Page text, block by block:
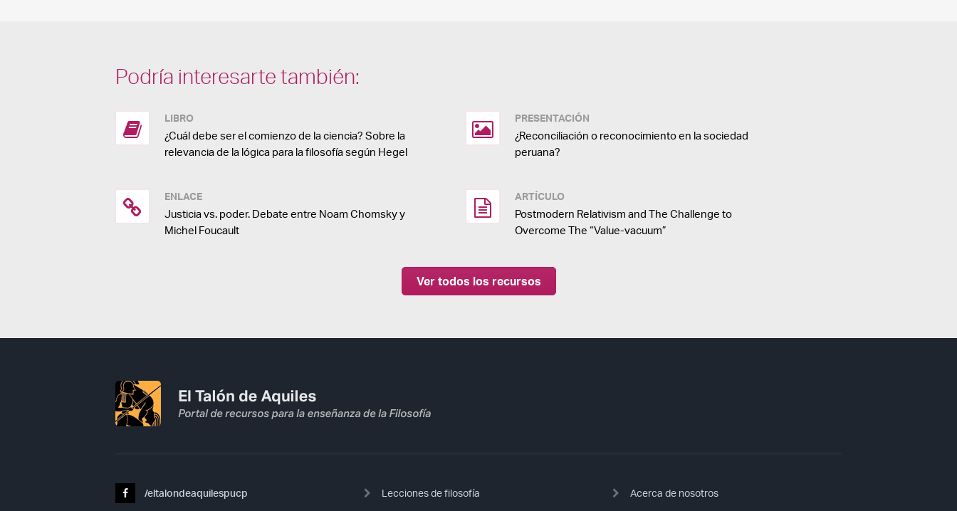
Podría interesarte también:
LIBRO
¿Cuál debe ser el comienzo de la ciencia? Sobre la
relevancia de la lógica para la filosofía según Hegel
PRESENTACIÓN
¿Reconciliación o reconocimiento en la sociedad
peruana?
ENLACE
Justicia vs. poder. Debate entre Noam Chomsky y
Michel Foucault
ARTÍCULO
Postmodern Relativism and The Challenge to
Overcome The “Value-vacuum”
Ver todos los recursos
/eltalondeaquilespucp Lecciones de filosofía Acerca de nosotros